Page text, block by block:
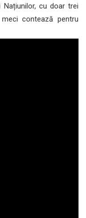
cu doar trei
contează pentru